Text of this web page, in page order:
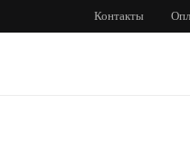
Контакты